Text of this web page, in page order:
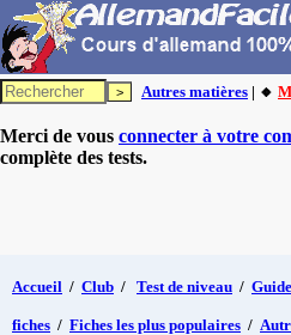
Autres matières | 🔸
Merci de vous connecter à votre
complète des tests.
Accueil / Club / Test de niveau /
fiches / Fiches les plus populaires /